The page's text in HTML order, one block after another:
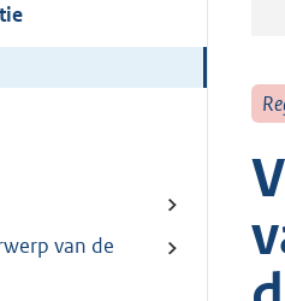
van de